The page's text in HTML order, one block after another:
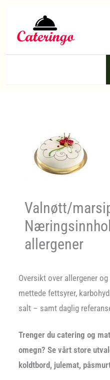
Valnøtt/
allergener
Oversikt over allergener
mettede fettsyrer,
salt – samt daglig
Trenger du catering og
omegn? Se vårt store
koldtbord, julemat,